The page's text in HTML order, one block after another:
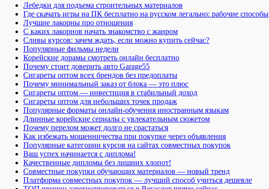
Лебедки для подъема строительных материалов
Где скачать игры на ПК бесплатно на русском легально: рабочие способы
Лучшие лакорны про отношения
С каких лакорнов начать знакомство с жанром
Сливы курсов: зачем ждать, если можно купить сейчас?
Популярные фильмы недели
Корейские дорамы смотреть онлайн бесплатно
Почему стоит доверить авто Garage55
Сигареты оптом всех брендов без предоплаты
Почему минимальный заказ от блока — это плюс
Сигареты оптом — инвестиция в стабильный доход
Сигареты оптом для небольших точек продаж
Популярные форматы онлайн-обучения иностранным языкам
Длинные корейские сериалы с увлекательным сюжетом
Почему перелом может долго не срастаться
Как избежать мошенничества при покупке через объявления
Популярные категории курсов на сайтах совместных покупок
Ваш успех начинается с диплома!
Качественные дипломы без лишних хлопот!
Совместные покупки обучающих материалов — новый тренд
Платформа совместных покупок — лучший способ учиться дешевле